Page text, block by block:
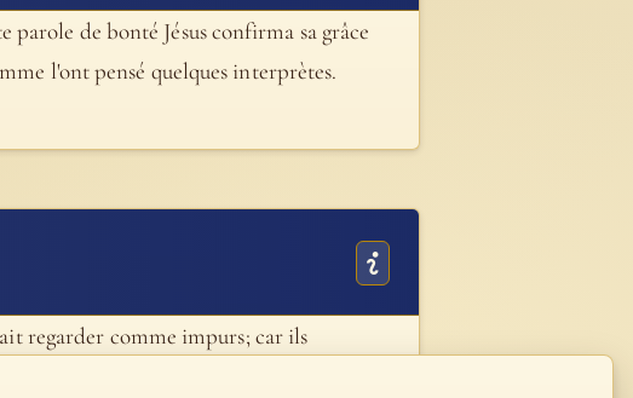
parole de bonté Jésus confirma sa grâce
l'ont pensé quelques interprètes.
regarder comme impurs; car ils